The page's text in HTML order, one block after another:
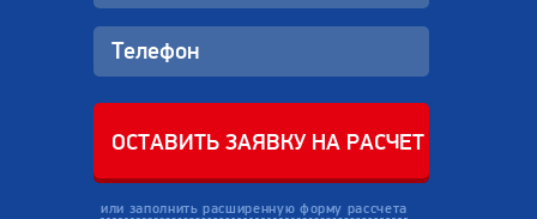
или заполнить расширенную форму рассчета